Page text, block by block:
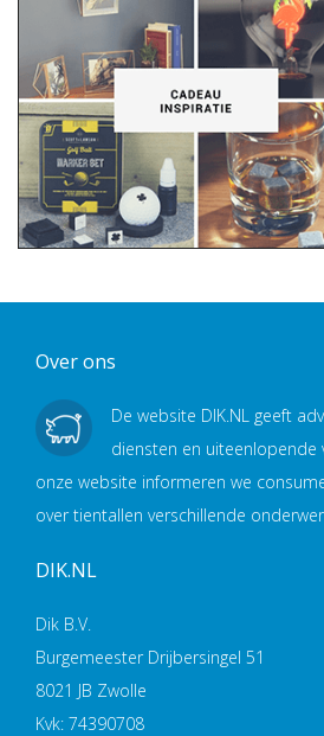
Over ons
De website DIK.NL geeft
diensten en uiteenlopende
onze website informeren we
over tientallen verschillende
DIK.NL
Dik B.V.
Burgemeester Drijbersingel 51
8021 JB Zwolle
Kvk: 74390708